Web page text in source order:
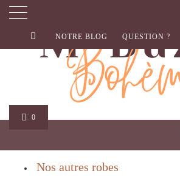
0
NOTRE BLOG QUESTION ?
Nos autres robes